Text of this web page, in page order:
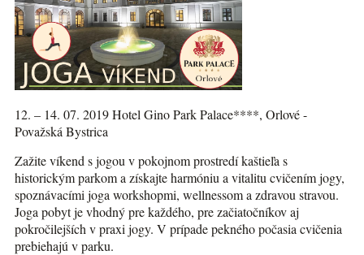
12. – 14. 07. 2019 Hotel Gino Park Palace****, Orlové -
Považská Bystrica
Zažite víkend s jogou v pokojnom prostredí kaštieľa s
historickým parkom a získajte harmóniu a vitalitu cvičením jogy,
spoznávacími joga workshopmi, wellnessom a zdravou stravou.
Joga pobyt je vhodný pre každého, pre začiatočníkov aj
pokročilejších v praxi jogy. V prípade pekného počasia cvičenia
prebiehajú v parku.